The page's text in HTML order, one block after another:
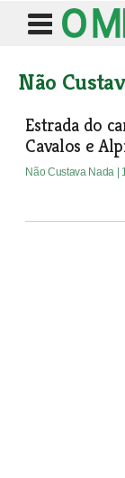
Não
Estrada do
Cavalos e
Não Custava Nada